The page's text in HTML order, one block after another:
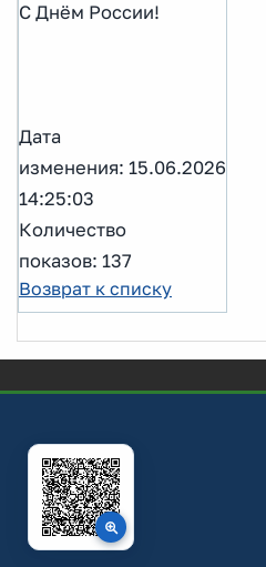
С Днём России!
Дата
изменения: 15.06.2026
14:25:03
Количество
показов: 137
Возврат к списку